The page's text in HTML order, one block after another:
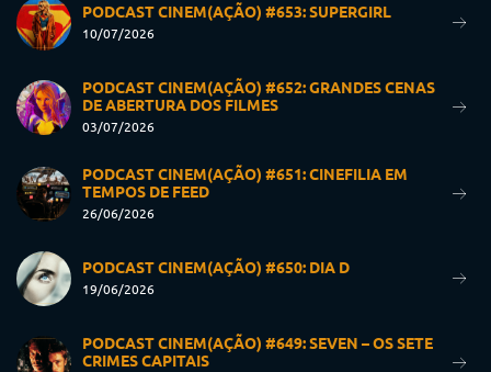
PODCAST CINEM(AÇÃO) #653: SUPERGIRL
10/07/2026
PODCAST CINEM(AÇÃO) #652: GRANDES CENAS
DE ABERTURA DOS FILMES
03/07/2026
PODCAST CINEM(AÇÃO) #651: CINEFILIA EM
TEMPOS DE FEED
26/06/2026
PODCAST CINEM(AÇÃO) #650: DIA D
19/06/2026
PODCAST CINEM(AÇÃO) #649: SEVEN – OS SETE
CRIMES CAPITAIS